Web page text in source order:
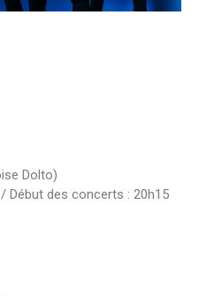
Dolto)
Début des concerts : 20h15